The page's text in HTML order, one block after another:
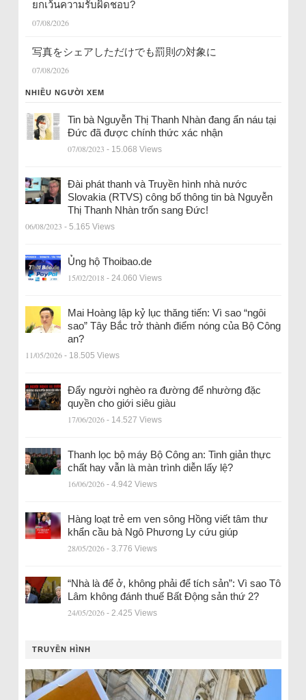
ยกเว้นความรับผิดชอบ?
07/08/2026
写真をシェアしただけでも罰則の対象に
07/08/2026
NHIỀU NGƯỜI XEM
Tin bà Nguyễn Thị Thanh Nhàn đang ẩn náu tại
Đức đã được chính thức xác nhận
07/08/2023 - 15.068 Views
Đài phát thanh và Truyền hình nhà nước
Slovakia (RTVS) công bố thông tin bà Nguyễn
Thị Thanh Nhàn trốn sang Đức!
06/08/2023 - 5.165 Views
Ủng hộ Thoibao.de
15/02/2018 - 24.060 Views
Mai Hoàng lập kỷ lục thăng tiến: Vì sao “ngôi
sao” Tây Bắc trở thành điểm nóng của Bộ Công
an?
11/05/2026 - 18.505 Views
Đẩy người nghèo ra đường để nhường đặc
quyền cho giới siêu giàu
17/06/2026 - 14.527 Views
Thanh lọc bộ máy Bộ Công an: Tinh giản thực
chất hay vẫn là màn trình diễn lấy lệ?
16/06/2026 - 4.942 Views
Hàng loạt trẻ em ven sông Hồng viết tâm thư
khẩn cầu bà Ngô Phương Ly cứu giúp
28/05/2026 - 3.776 Views
“Nhà là để ở, không phải để tích sản”: Vì sao Tô
Lâm không đánh thuế Bất Động sản thứ 2?
24/05/2026 - 2.425 Views
TRUYỀN HÌNH